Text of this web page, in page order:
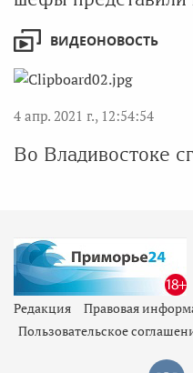
ВИДЕОНОВОСТЬ
4 апр. 2021 г., 12:54:54
Во Владивостоке
Редакция Правовая
Пользовательское